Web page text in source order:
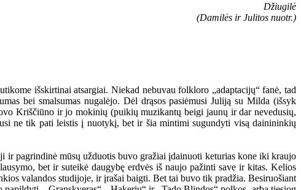
Džiugilė
(Damilės ir Julitos nuotr.)
išskirtinai atsargiai. Niekad nebuvau folkloro „adaptacijų“ fanė, tad
bei smalsumas nugalėjo. Dėl drąsos pasiėmusi Juliją su Milda (išsyk
Kriščiūno ir jo mokinių (puikių muzikantų beigi jaunų ir dar nevedusių,
ne tik pati leistis į nuotykį, bet ir šia mintimi sugundyti visą dainininkių
ir pagrindinė mūsų užduotis buvo gražiai įdainuoti keturias kone iki kraujo
bet ir suteikė daugybę erdvės iš naujo pažinti save ir kitas. Kelios
valandos studijoje, ir įrašai baigti. Bet tai buvo tik pradžia. Besiruošiant